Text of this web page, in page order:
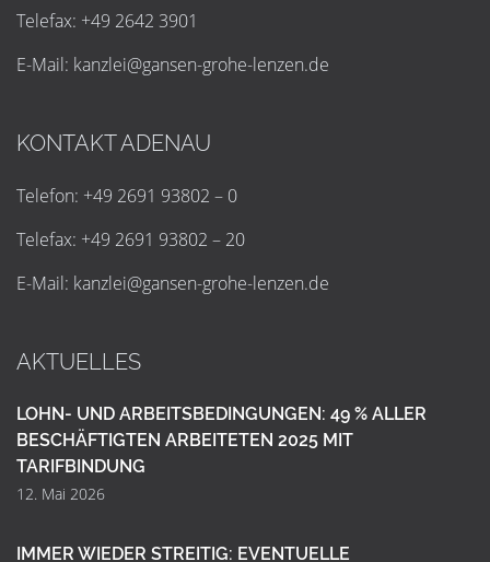
Telefax: +49 2642 3901
E-Mail: kanzlei@gansen-grohe-lenzen.de
KONTAKT ADENAU
Telefon: +49 2691 93802 – 0
Telefax: +49 2691 93802 – 20
E-Mail: kanzlei@gansen-grohe-lenzen.de
AKTUELLES
LOHN- UND ARBEITSBEDINGUNGEN: 49 % ALLER
BESCHÄFTIGTEN ARBEITETEN 2025 MIT
TARIFBINDUNG
12. Mai 2026
IMMER WIEDER STREITIG: EVENTUELLE